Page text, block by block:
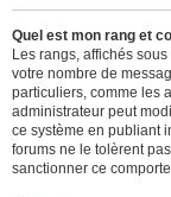
Quel est mon rang et
Les rangs, affichés
votre nombre de
particuliers, comme les
administrateur peut
ce système en publiant
forums ne le tolèrent
sanctionner ce